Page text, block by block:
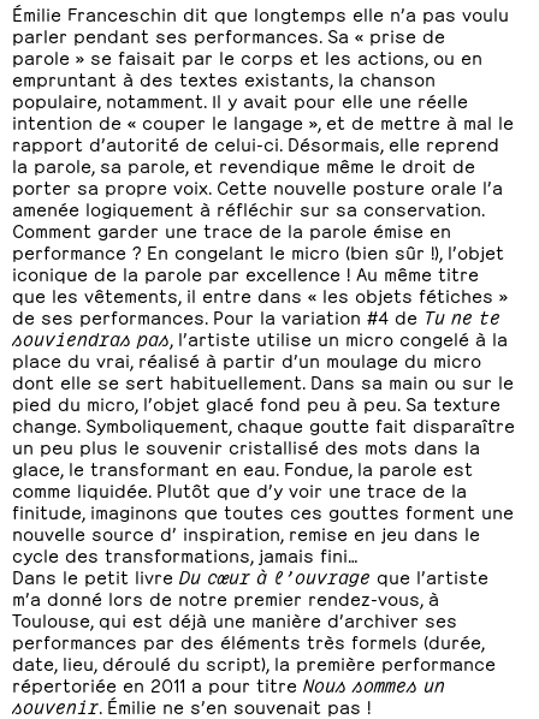
Émilie Franceschin dit que longtemps elle n’a pas voulu
parler pendant ses performances. Sa « prise de
parole » se faisait par le corps et les actions, ou en
empruntant à des textes existants, la chanson
populaire, notamment. Il y avait pour elle une réelle
intention de « couper le langage », et de mettre à mal le
rapport d’autorité de celui-ci. Désormais, elle reprend
la parole, sa parole, et revendique même le droit de
porter sa propre voix. Cette nouvelle posture orale l’a
amenée logiquement à réfléchir sur sa conservation.
Comment garder une trace de la parole émise en
performance ? En congelant le micro (bien sûr !), l’objet
iconique de la parole par excellence ! Au même titre
que les vêtements, il entre dans « les objets fétiches »
de ses performances. Pour la variation #4 de Tu ne te
souviendras pas , l’artiste utilise un micro congelé à la
place du vrai, réalisé à partir d’un moulage du micro
dont elle se sert habituellement. Dans sa main ou sur le
pied du micro, l’objet glacé fond peu à peu. Sa texture
change. Symboliquement, chaque goutte fait disparaître
un peu plus le souvenir cristallisé des mots dans la
glace, le transformant en eau. Fondue, la parole est
comme liquidée. Plutôt que d’y voir une trace de la
finitude, imaginons que toutes ces gouttes forment une
nouvelle source d’ inspiration, remise en jeu dans le
cycle des transformations, jamais fini…
Dans le petit livre Du cœur à l’ouvrage que l’artiste
m’a donné lors de notre premier rendez-vous, à
Toulouse, qui est déjà une manière d’archiver ses
performances par des éléments très formels (durée,
date, lieu, déroulé du script), la première performance
répertoriée en 2011 a pour titre Nous sommes un
souvenir . Émilie ne s’en souvenait pas !